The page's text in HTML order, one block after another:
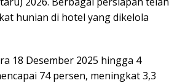
hunian di hotel yang dikelola
18 Desember 2025 hingga 4
74 persen, meningkat 3,3